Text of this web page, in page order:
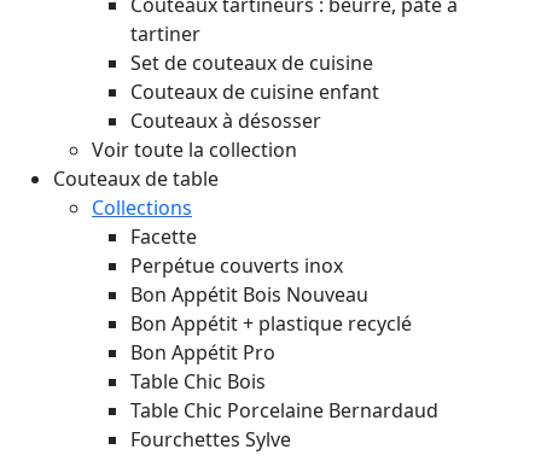
tartiner
Set de couteaux de cuisine
Couteaux de cuisine enfant
Couteaux à désosser
Voir toute la collection
Couteaux de table
Collections
Facette
Perpétue couverts inox
Bon Appétit Bois Nouveau
Bon Appétit + plastique recyclé
Bon Appétit Pro
Table Chic Bois
Table Chic Porcelaine Bernardaud
Fourchettes Sylve